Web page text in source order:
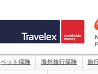
ペット保険 海外旅行保険 旅